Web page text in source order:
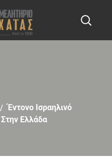
Έντονο Ισραηλινό
Στην Ελλάδα